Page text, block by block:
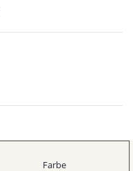
Farbe